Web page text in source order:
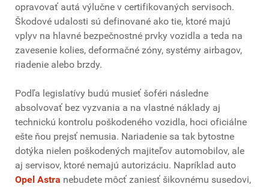
opravovať autá výlučne v certifikovaných servisoch.
Škodové udalosti sú definované ako tie, ktoré majú
vplyv na hlavné bezpečnostné prvky vozidla a teda na
zavesenie kolies, deformačné zóny, systémy airbagov,
riadenie alebo brzdy.
Podľa legislatívy budú musieť šoféri následne
absolvovať bez vyzvania a na vlastné náklady aj
technickú kontrolu poškodeného vozidla, hoci oficiálne
ešte ňou prejsť nemusia. Nariadenie sa tak bytostne
dotýka nielen poškodených majiteľov automobilov, ale
aj servisov, ktoré nemajú autorizáciu. Napríklad auto
Opel Astra nebudete môcť zaniesť šikovnému susedovi,